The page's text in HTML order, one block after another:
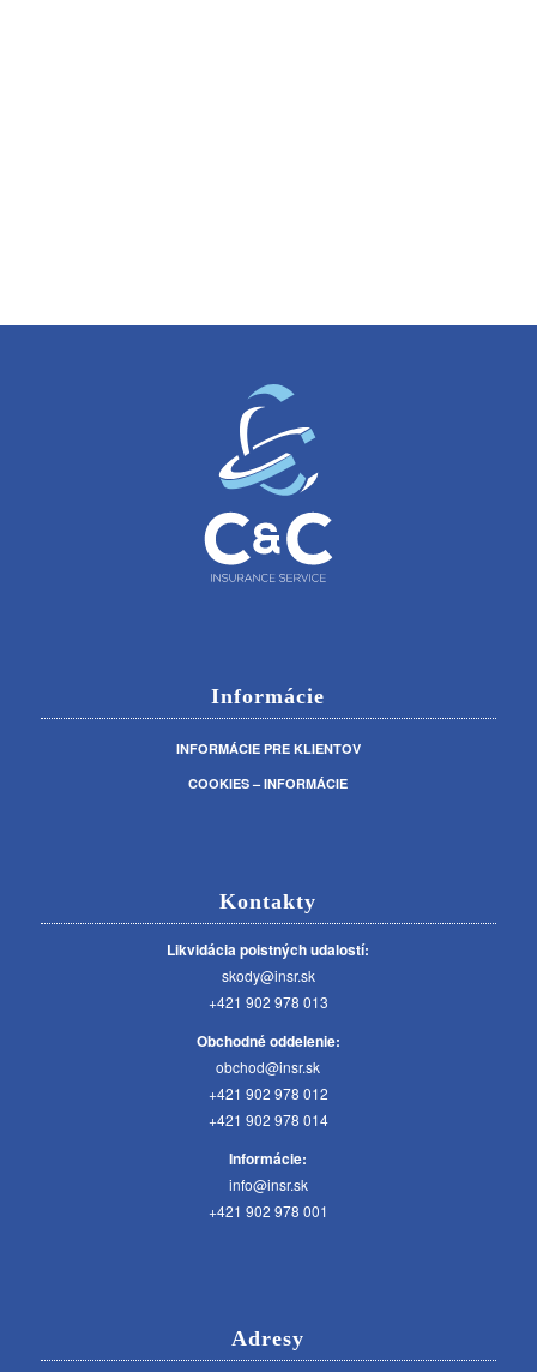
Informácie
INFORMÁCIE PRE KLIENTOV
COOKIES – INFORMÁCIE
Kontakty
Likvidácia poistných udalostí:
skody@insr.sk
+421 902 978 013
Obchodné oddelenie:
obchod@insr.sk
+421 902 978 012
+421 902 978 014
Informácie:
info@insr.sk
+421 902 978 001
Adresy